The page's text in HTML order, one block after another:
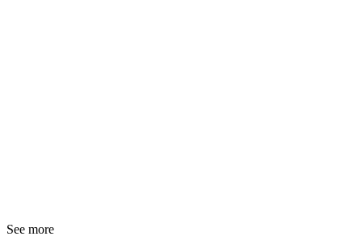
See more